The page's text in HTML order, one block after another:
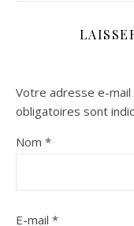
Votre adresse e-mail
obligatoires sont
Nom *
E-mail *